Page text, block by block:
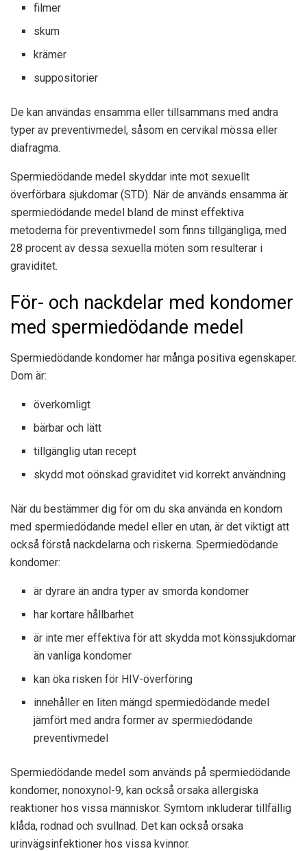
filmer
skum
krämer
suppositorier
De kan användas ensamma eller tillsammans med andra
typer av preventivmedel, såsom en cervikal mössa eller
diafragma.
Spermiedödande medel skyddar inte mot sexuellt
överförbara sjukdomar (STD). När de används ensamma är
spermiedödande medel bland de minst effektiva
metoderna för preventivmedel som finns tillgängliga, med
28 procent av dessa sexuella möten som resulterar i
graviditet.
För- och nackdelar med kondomer
med spermiedödande medel
Spermiedödande kondomer har många positiva egenskaper.
Dom är:
överkomligt
bärbar och lätt
tillgänglig utan recept
skydd mot oönskad graviditet vid korrekt användning
När du bestämmer dig för om du ska använda en kondom
med spermiedödande medel eller en utan, är det viktigt att
också förstå nackdelarna och riskerna. Spermiedödande
kondomer:
är dyrare än andra typer av smorda kondomer
har kortare hållbarhet
är inte mer effektiva för att skydda mot könssjukdomar
än vanliga kondomer
kan öka risken för HIV-överföring
innehåller en liten mängd spermiedödande medel
jämfört med andra former av spermiedödande
preventivmedel
Spermiedödande medel som används på spermiedödande
kondomer, nonoxynol-9, kan också orsaka allergiska
reaktioner hos vissa människor. Symtom inkluderar tillfällig
klåda, rodnad och svullnad. Det kan också orsaka
urinvägsinfektioner hos vissa kvinnor.